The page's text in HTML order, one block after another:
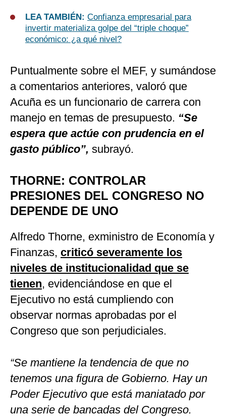
LEA TAMBIÉN: Confianza empresarial para
invertir materializa golpe del “triple choque”
económico: ¿a qué nivel?
Puntualmente sobre el MEF, y sumándose
a comentarios anteriores, valoró que
Acuña es un funcionario de carrera con
manejo en temas de presupuesto. “Se
espera que actúe con prudencia en el
gasto público”, subrayó.
THORNE: CONTROLAR
PRESIONES DEL CONGRESO NO
DEPENDE DE UNO
Alfredo Thorne, exministro de Economía y
Finanzas, criticó severamente los
niveles de institucionalidad que se
tienen, evidenciándose en que el
Ejecutivo no está cumpliendo con
observar normas aprobadas por el
Congreso que son perjudiciales.
“Se mantiene la tendencia de que no
tenemos una figura de Gobierno. Hay un
Poder Ejecutivo que está maniatado por
una serie de bancadas del Congreso.